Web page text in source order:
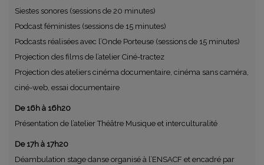
Siestes sonores (sessions de 20 minutes)
Podcast féministes (sessions de 15 minutes)
Podcasts réalisées avec l’Onde Porteuse (sessions de 15 minutes)
Projection des films de l’atelier Ciné-tractez
Projection des ateliers cinéma documentaire, cinéma sans caméra,
ciné-web, essai documentaire
De 16h à 16h20
Présentation de l’atelier Théâtre Musique et interculturalité
De 17h à 17h20
Déambulation stage danse organisé à l’ENSACF et encadré par